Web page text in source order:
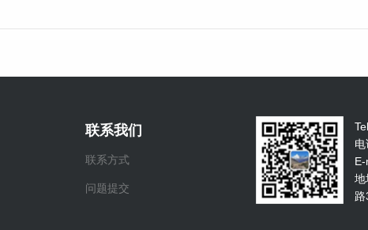
联系我们
联系方式
问题提交
地